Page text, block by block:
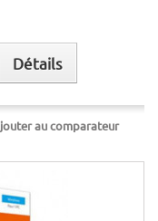
Détails
au comparateur